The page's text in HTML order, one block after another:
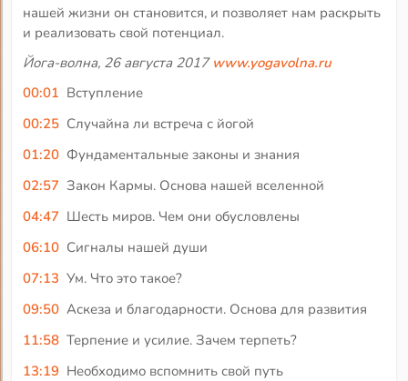
нашей жизни он становится, и позволяет нам раскрыть
и реализовать свой потенциал.
Йога-волна, 26 августа 2017 www.yogavolna.ru
00:01 Вступление
00:25 Случайна ли встреча с йогой
01:20 Фундаментальные законы и знания
02:57 Закон Кармы. Основа нашей вселенной
04:47 Шесть миров. Чем они обусловлены
06:10 Сигналы нашей души
07:13 Ум. Что это такое?
09:50 Аскеза и благодарности. Основа для развития
11:58 Терпение и усилие. Зачем терпеть?
13:19 Необходимо вспомнить свой путь